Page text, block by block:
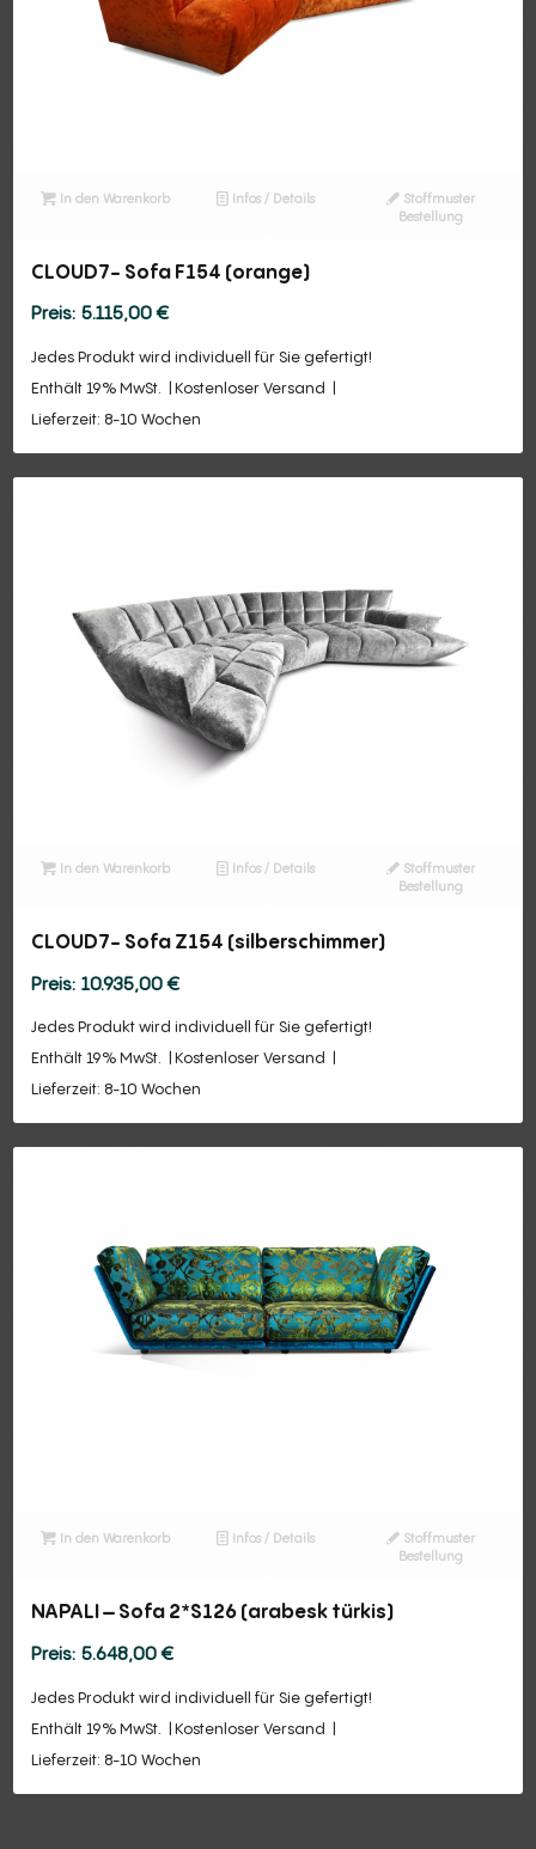
In den Warenkorb Infos / Details
Stoffmuster
Bestellung
CLOUD7- Sofa F154 (orange)
5.115,00€
Jedes Produkt wird individuell für Sie gefertigt!
Enthält 19% MwSt.
Kostenloser Versand
Lieferzeit: 8-10 Wochen
In den Warenkorb Infos / Details
Stoffmuster
Bestellung
CLOUD7- Sofa Z154 (silberschimmer)
10.935,00€
Jedes Produkt wird individuell für Sie gefertigt!
Enthält 19% MwSt.
Kostenloser Versand
Lieferzeit: 8-10 Wochen
In den Warenkorb Infos / Details
Stoffmuster
Bestellung
NAPALI – Sofa 2*S126 (arabesk türkis)
5.648,00€
Jedes Produkt wird individuell für Sie gefertigt!
Enthält 19% MwSt.
Kostenloser Versand
Lieferzeit: 8-10 Wochen